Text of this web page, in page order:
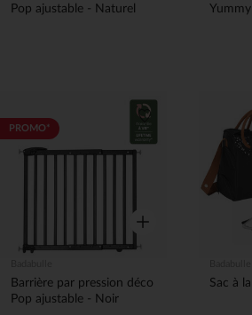
Pop ajustable - Naturel
Yummy
PROMO* Liste de souhaits
Aperçu rapide
Barrière par pression déco
Pop ajustable - Noir
Sac à